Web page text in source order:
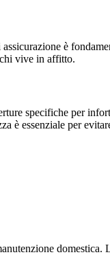
è
vive in affitto.
specifiche per
è essenziale per
domestica.